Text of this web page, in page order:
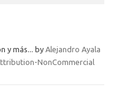
y más... by Alejandro Ayala
NonCommercial